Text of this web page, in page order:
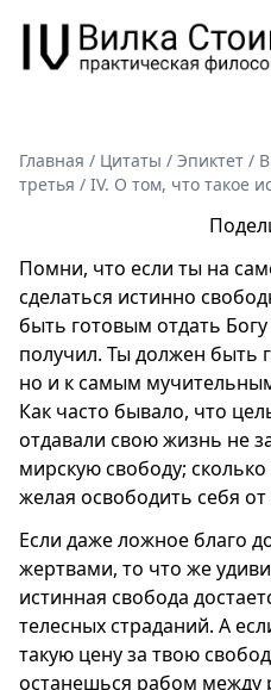
Главная / Цитаты / Эпиктет /
третья / IV. О том, что такое
Помни, что если ты на
сделаться истинно
быть готовым отдать
получил. Ты должен быть
но и к самым
Как часто бывало, что
отдавали свою жизнь не
мирскую свободу;
желая освободить себя
Если даже ложное благо
жертвами, то что же
истинная свобода
телесных страданий. А
такую цену за твою
останешься рабом между